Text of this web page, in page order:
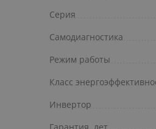
Серия
Самодиагностика
Режим работы
Класс
Инвертор